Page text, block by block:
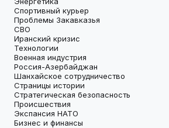
Спортивный курьер
Проблемы Закавказья
СВО
Иранский кризис
Технологии
Военная индустрия
Россия-Азербайджан
Шанхайское сотрудничество
Страницы истории
Стратегическая безопасность
Происшествия
Экспансия НАТО
Бизнес и финансы